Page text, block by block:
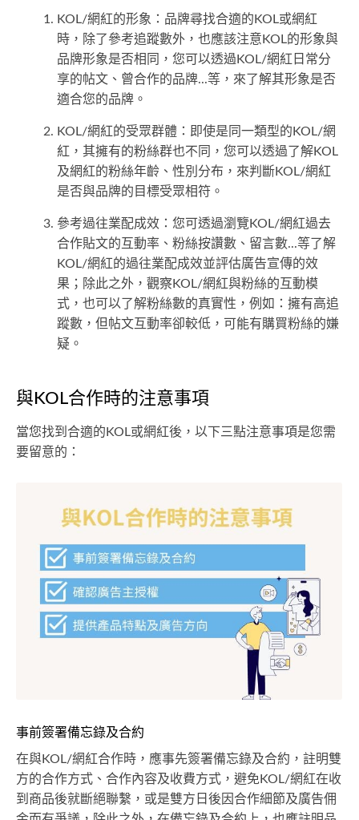
KOL/網紅的形象：品牌尋找合適的KOL或網紅
時，除了參考追蹤數外，也應該注意KOL的形象與
品牌形象是否相同，您可以透過KOL/網紅日常分
享的帖文、曾合作的品牌...等，來了解其形象是否
適合您的品牌。
KOL/網紅的受眾群體：即使是同一類型的KOL/網
紅，其擁有的粉絲群也不同，您可以透過了解KOL
及網紅的粉絲年齡、性別分布，來判斷KOL/網紅
是否與品牌的目標受眾相符。
參考過往業配成效：您可透過瀏覽KOL/網紅過去
合作貼文的互動率、粉絲按讚數、留言數...等了解
KOL/網紅的過往業配成效並評估廣告宣傳的效
果；除此之外，觀察KOL/網紅與粉絲的互動模
式，也可以了解粉絲數的真實性，例如：擁有高追
蹤數，但帖文互動率卻較低，可能有購買粉絲的嫌
疑。
與KOL合作時的注意事項
當您找到合適的KOL或網紅後，以下三點注意事項是您需
要留意的：
事前簽署備忘錄及合約
在與KOL/網紅合作時，應事先簽署備忘錄及合約，註明雙
方的合作方式、合作內容及收費方式，避免KOL/網紅在收
到商品後就斷絕聯繫，或是雙方日後因合作細節及廣告佣